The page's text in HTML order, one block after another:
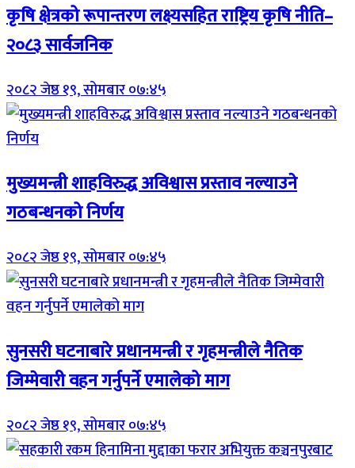
कृषि क्षेत्रको रूपान्तरण लक्ष्यसहित राष्ट्रिय कृषि नीति–
२०८३ सार्वजनिक
२०८२ जेष्ठ १९, सोमबार ०७:४५
मुख्यमन्त्री शाहविरुद्ध अविश्वास प्रस्ताव नल्याउने
गठबन्धनको निर्णय
२०८२ जेष्ठ १९, सोमबार ०७:४५
सुनसरी घटनाबारे प्रधानमन्त्री र गृहमन्त्रीले नैतिक
जिम्मेवारी वहन गर्नुपर्ने एमालेको माग
२०८२ जेष्ठ १९, सोमबार ०७:४५